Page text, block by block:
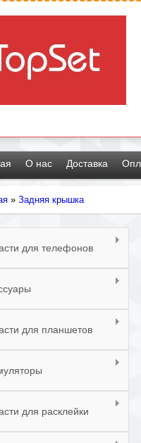
О нас Доставка
» Задняя крышка
для телефонов
для планшетов
для расклейки